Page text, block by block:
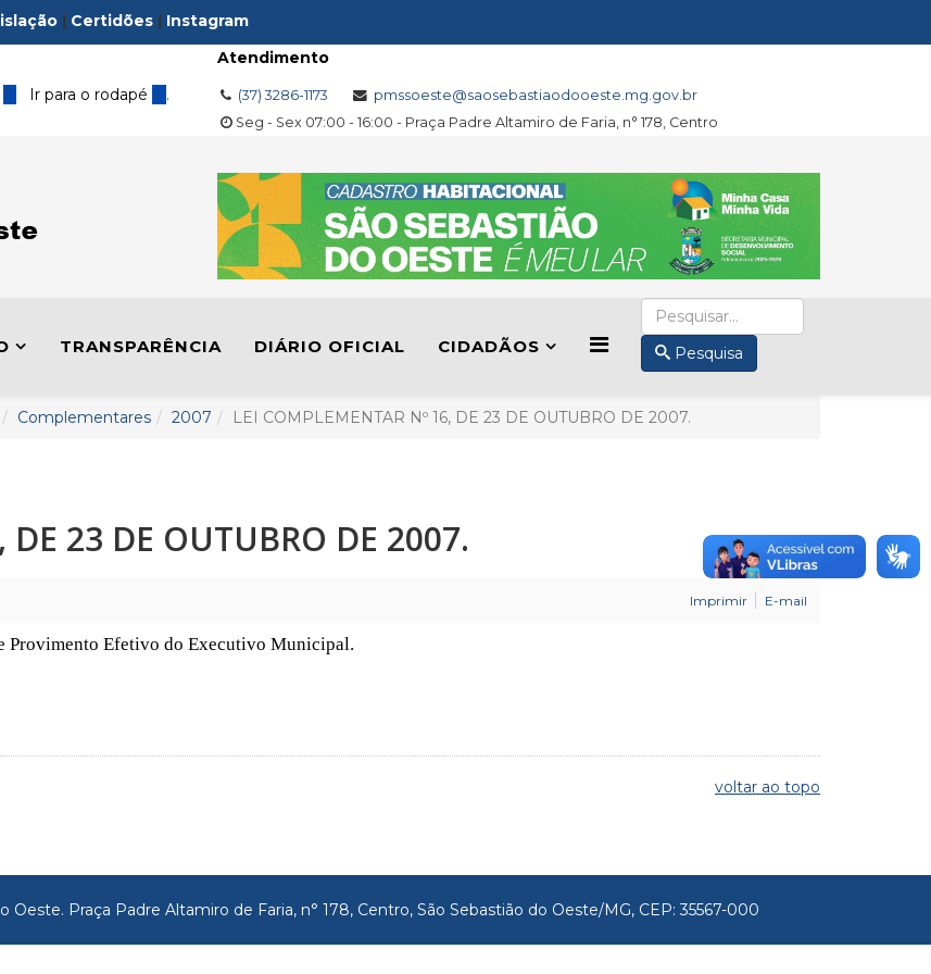
| Certidões | Instagram
3 Ir para o rodapé 4 .
Atendimento
(37) 3286-1173
pmssoeste@saosebastiaodooeste.mg.gov.br
Seg - Sex 07:00 - 16:00 - Praça Padre Altamiro de Faria, n° 178, Centro
TRANSPARÊNCIA DIÁRIO OFICIAL CIDADÃOS Pesquisa
Complementares 2007 LEI COMPLEMENTAR Nº 16, DE 23 DE OUTUBRO DE 2007.
DE 23 DE OUTUBRO DE 2007.
Imprimir E-mail
Provimento Efetivo do Executivo Municipal.
voltar ao topo
Praça Padre Altamiro de Faria, n° 178, Centro, São Sebastião do Oeste/MG, CEP: 35567-000